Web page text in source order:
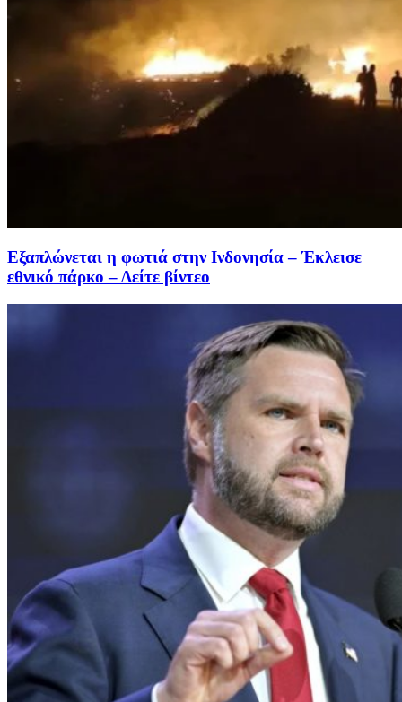
Εξαπλώνεται η φωτιά στην Ινδονησία – Έκλεισε
εθνικό πάρκο – Δείτε βίντεο